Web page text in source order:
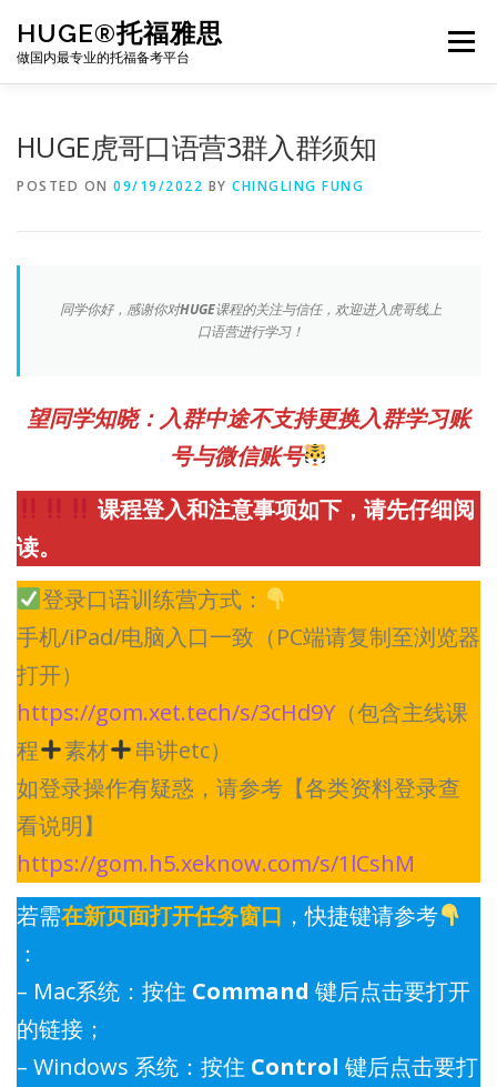
content
HUGE®托福雅思
做国内最专业的托福备考平台
Menu
HUGE虎哥口语营3群入群须知
POSTED ON 09/19/2022 BY CHINGLING FUNG
同学你好，感谢你对HUGE课程的关注与信任，欢迎进入虎哥线上
口语营进行学习！
望同学知晓：入群中途不支持更换入群学习账
号与微信账号
课程登入和注意事项如下，请先仔细阅
读。
登录口语训练营方式：
手机/iPad/电脑入口一致（PC端请复制至浏览器
打开）
https://gom.xet.tech/s/3cHd9Y（包含主线课
程
素材
串讲etc）
如登录操作有疑惑，请参考【各类资料登录查
看说明】
https://gom.h5.xeknow.com/s/1lCshM
若需在新页面打开任务窗口 ，快捷键请参考
：
– Mac系统：按住 Command 键后点击要打开
的链接；
– Windows 系统：按住 Control 键后点击要打